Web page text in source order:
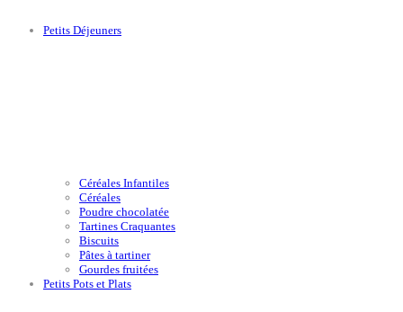
Petits Déjeuners
Céréales Infantiles
Céréales
Poudre chocolatée
Tartines Craquantes
Biscuits
Pâtes à tartiner
Gourdes fruitées
Petits Pots et Plats